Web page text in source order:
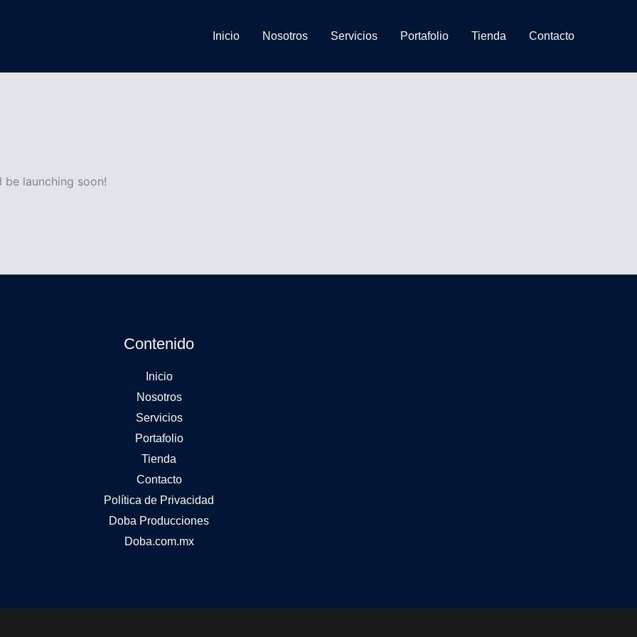
Inicio Nosotros Servicios Portafolio Tienda Contacto
launching soon!
Contenido
Inicio
Nosotros
Servicios
Portafolio
Tienda
Contacto
Política de Privacidad
Doba Producciones
Doba.com.mx